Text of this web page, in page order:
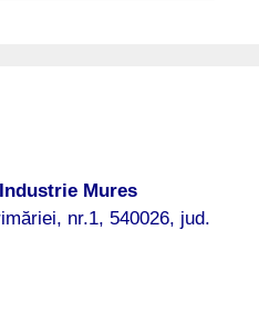
Mures
nr.1, 540026, jud.